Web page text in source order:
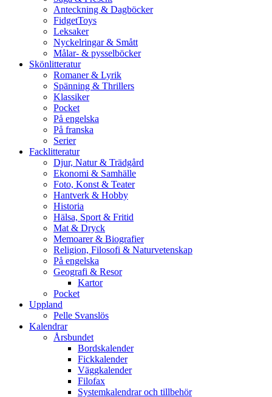
Anteckning & Dagböcker
FidgetToys
Leksaker
Nyckelringar & Smått
Målar- & pysselböcker
Skönlitteratur
Romaner & Lyrik
Spänning & Thrillers
Klassiker
Pocket
På engelska
På franska
Serier
Facklitteratur
Djur, Natur & Trädgård
Ekonomi & Samhälle
Foto, Konst & Teater
Hantverk & Hobby
Historia
Hälsa, Sport & Fritid
Mat & Dryck
Memoarer & Biografier
Religion, Filosofi & Naturvetenskap
På engelska
Geografi & Resor
Kartor
Pocket
Uppland
Pelle Svanslös
Kalendrar
Årsbundet
Bordskalender
Fickkalender
Väggkalender
Filofax
Systemkalendrar och tillbehör